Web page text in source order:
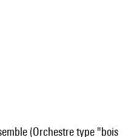
(Orchestre type "bois